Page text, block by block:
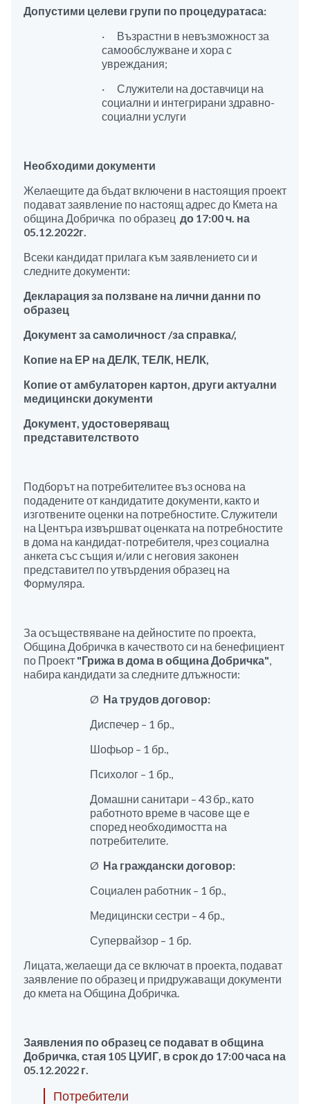
Допустими целеви групи по процедуратаса:
· Възрастни в невъзможност за
самообслужване и хора с
увреждания;
· Служители на доставчици на
социални и интегрирани здравно-
социални услуги
Необходими документи
Желаещите да бъдат включени в настоящия проект
подават заявление по настоящ адрес до Кмета на
община Добричка по образец до 17:00 ч. на
05 12 .2022г.
Всеки кандидат прилага към заявлението си и
следните документи:
Декларация за ползване на лични данни по
образец
Документ за самоличност /за справка/,
Копие на ЕР на ДЕЛК, ТЕЛК, НЕЛК,
Копие от амбулаторен картон, други актуални
медицински документи
Документ, удостоверяващ
представителството
Подборът на потребителитеe въз основа на
подадените от кандидатите документи, както и
изготвените оценки на потребностите. Служители
на Центъра извършват оценката на потребностите
в дома на кандидат-потребителя, чрез социална
анкета със същия и/или с неговия законен
представител по утвърдения образец на
Формуляра.
За осъществяване на дейностите по проекта,
Община Добричка в качеството си на бенефициент
по Проект "Грижа в дома в община Добричка"
набира кандидати за следните длъжности:
Ø На трудов договор:
Диспечер – 1 бр.,
Шофьор – 1 бр.,
Психолог – 1 бр.,
Домашни санитари – 43 бр., като
работното време в часове ще е
според необходимостта на
потребителите.
Ø На граждански договор:
Социален работник – 1 бр.,
Медицински сестри – 4 бр.,
Супервайзор – 1 бр.
Лицата, желаещи да се включат в проекта, подават
заявление по образец и придружаващи документи
до кмета на Община Добричка.
Заявления по образец се подават в община
Добричка, стая 105 ЦУИГ, в срок до 17:00 часа на
05.12.2022 г.
Потребители